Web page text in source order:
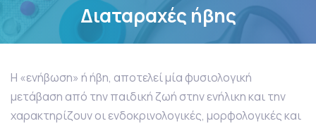
Διαταραχές ήβης
Η «ενήβωση» ή ήβη, αποτελεί μία φυσιολογική
μετάβαση από την παιδική ζωή στην ενήλικη και την
χαρακτηρίζουν οι ενδοκρινολογικές, μορφολογικές και